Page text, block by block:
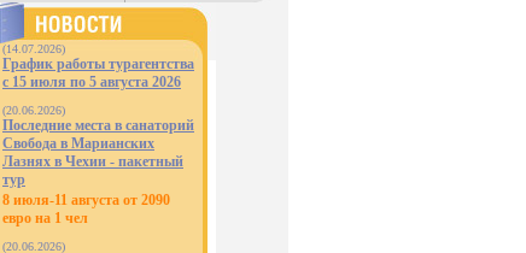
(14.07.2026)
График работы турагентства
с 15 июля по 5 августа 2026
(20.06.2026)
Последние места в санаторий
Свобода в Марианских
Лазнях в Чехии - пакетный
тур
8 июля-11 августа от 2090
евро на 1 чел
(20.06.2026)